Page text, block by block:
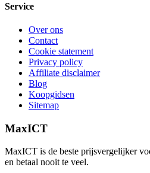
Service
Over ons
Contact
Cookie statement
Privacy policy
Affiliate disclaimer
Blog
Koopgidsen
Sitemap
MaxICT
MaxICT is de beste prijsvergelijker
en betaal nooit te veel.